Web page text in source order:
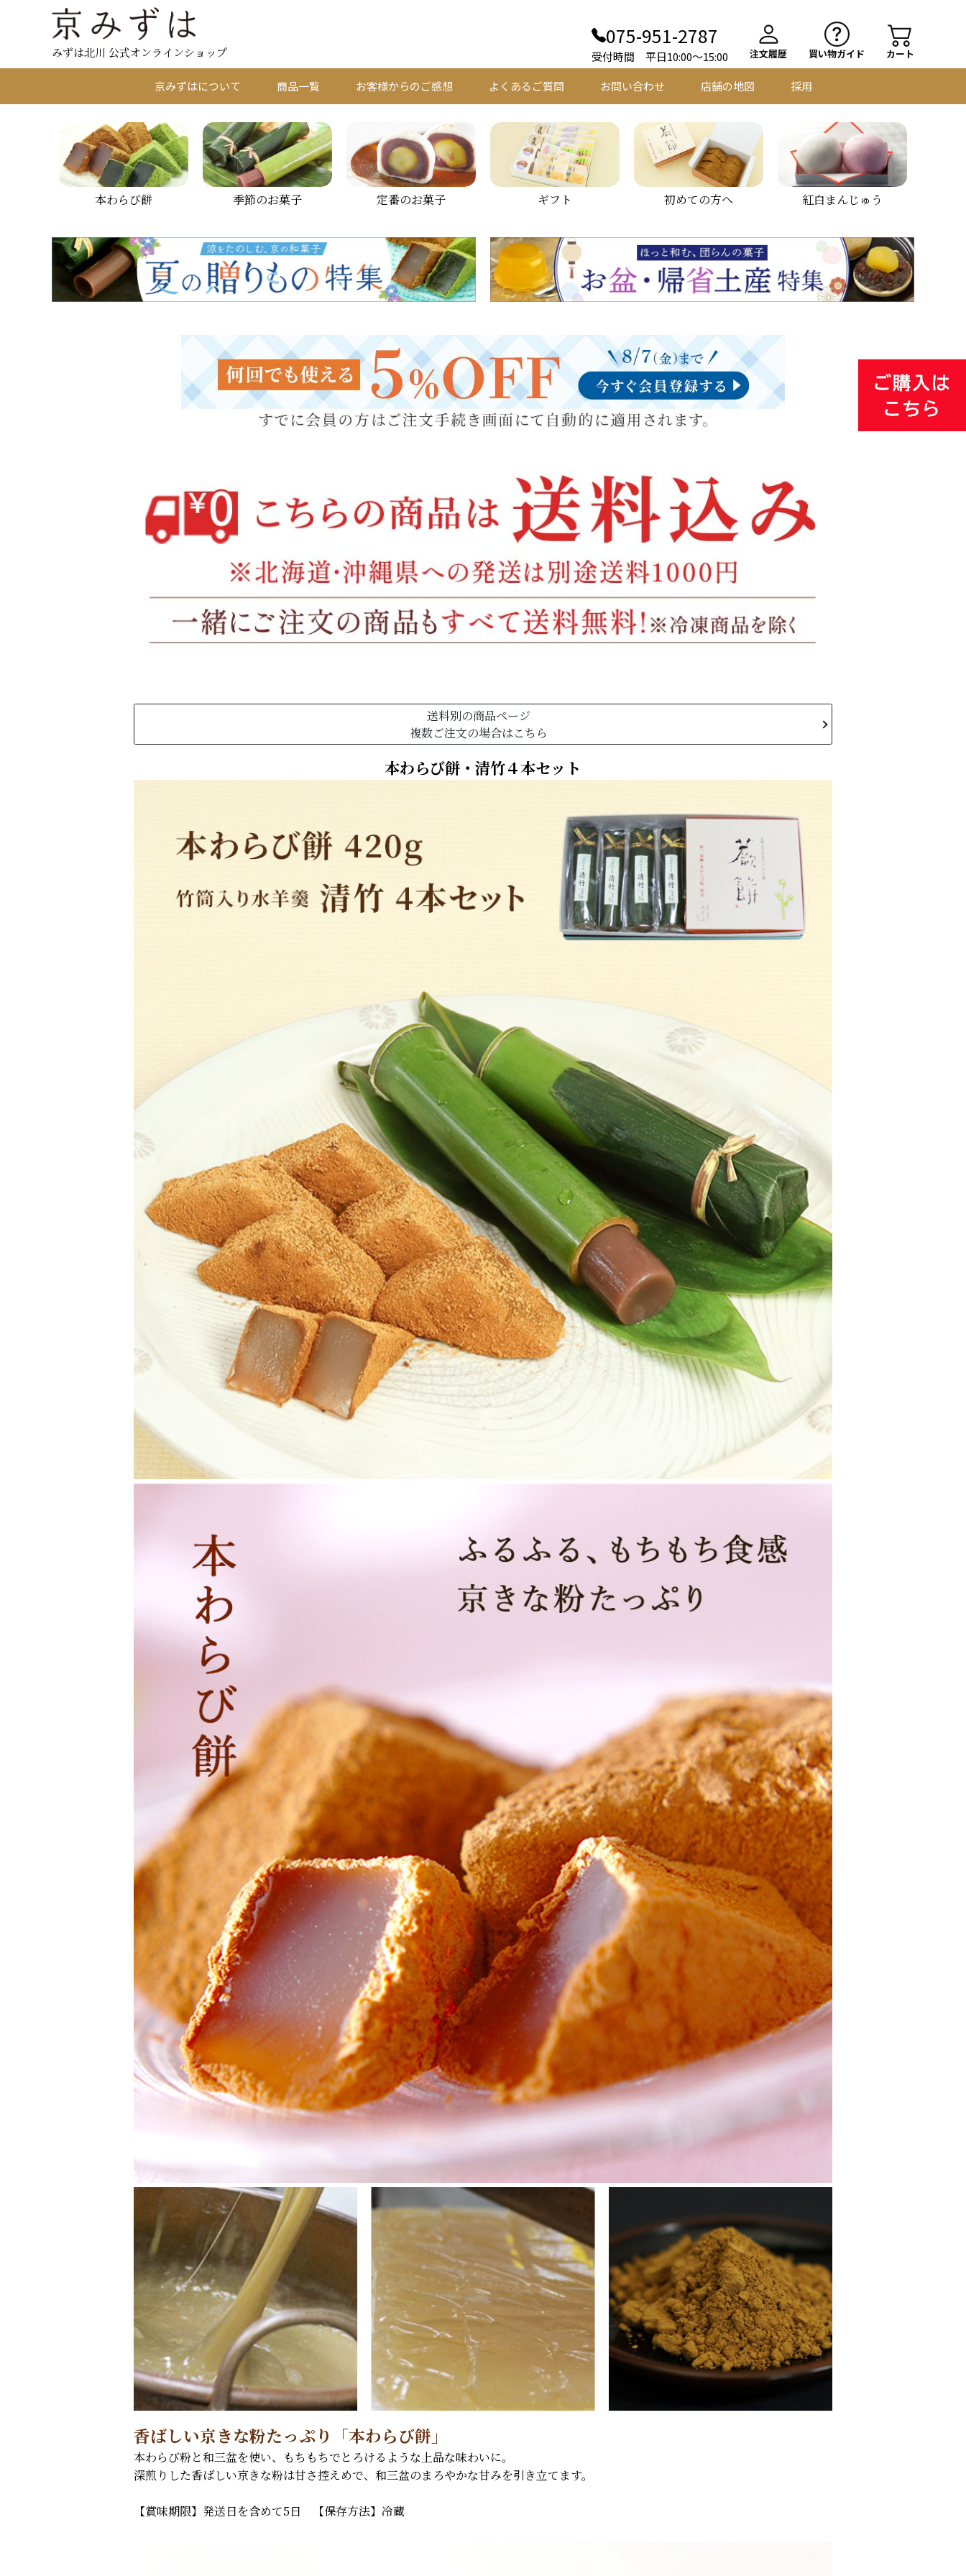
みずは北川 公式オンラインショップ
075-951-2787
受付時間 平日10:00～15:00 注文履歴 買い物ガイド カート
京みずはについて 商品一覧 お客様からのご感想 よくあるご質問 お問い合わせ 店舗の地図 採用
本わらび餅 季節のお菓子 定番のお菓子 ギフト 初めての方へ 紅白まんじゅう
送料別の商品ページ
複数ご注文の場合はこちら
本わらび餅・清竹４本セット
香ばしい京きな粉たっぷり「本わらび餅」
本わらび粉と和三盆を使い、もちもちでとろけるような上品な味わいに。
深煎りした香ばしい京きな粉は甘さ控えめで、和三盆のまろやかな甘みを引き立てます。
【賞味期限】発送日を含めて5日 【保存方法】冷蔵